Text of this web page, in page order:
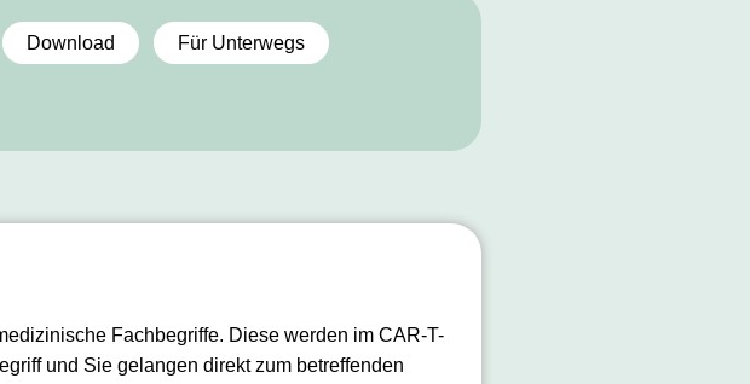
Download Für Unterwegs
Fachbegriffe. Diese werden im CAR-T-
und Sie gelangen direkt zum betreffenden